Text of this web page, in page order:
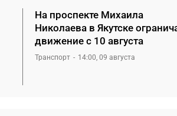
На проспекте Михаила
Николаева в Якутске
движение с 10 августа
Транспорт 14:00, 09 августа